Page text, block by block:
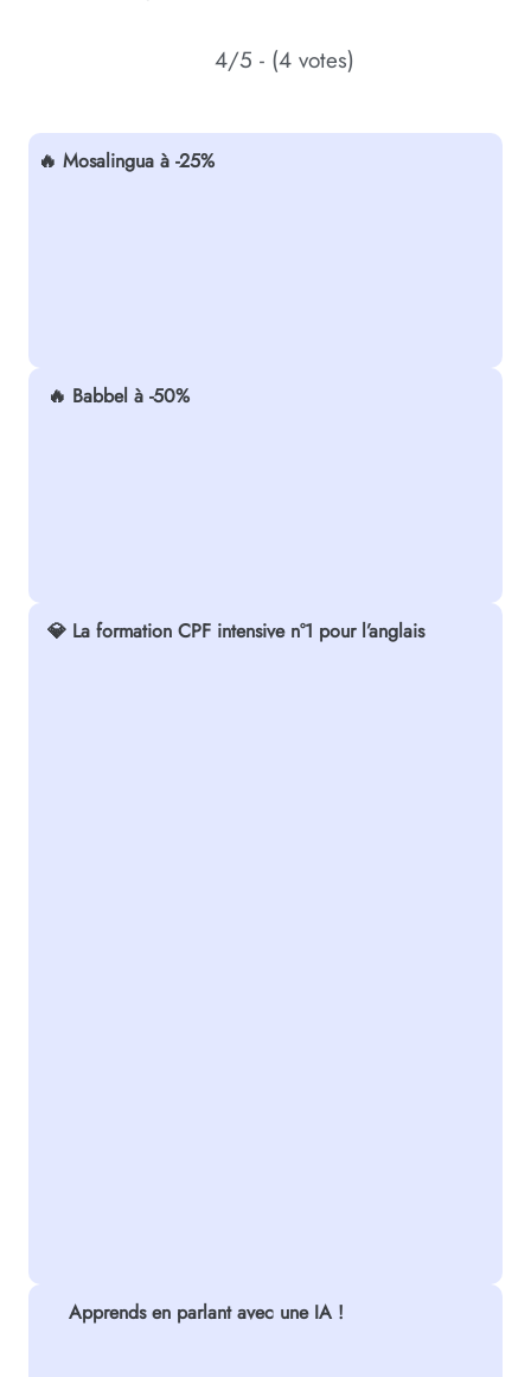
4/5 - (4 votes)
🔥 Mosalingua à -25%
🔥 Babbel à -50%
💎 La formation CPF intensive n°1 pour l’anglais
Apprends en parlant avec une IA !